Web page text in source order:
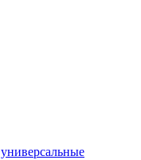
универсальные